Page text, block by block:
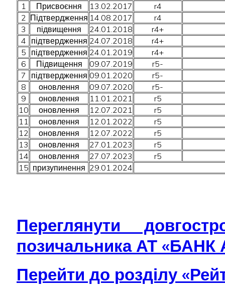
1 Присвоєння 13.02.2017
r4
2 Підтвердження 14.08.2017
r4
3
підвищення 24.01.2018
r4+
4 підтвердження 24.07.2018
r4+
5 підтвердження 24.01.2019
r4+
6
Підвищення 09.07.2019
r5-
7
підтвердження 09.01.2020
r5-
8
оновлення 09.07.2020
r5-
9
оновлення 11.01.2021
r5
10
оновлення 12.07.2021
r5
11
оновлення 12.01.2022
r5
12
оновлення 12.07.2022
r5
13
оновлення 27.01.2023
r5
14
оновлення 27.07.2023
r5
15 призупинення 29.01.2024
Переглянути
позичальника АТ
Перейти до розділу